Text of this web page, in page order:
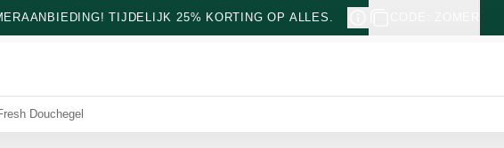
TIJDELIJK 25% KORTING OP ALLES.
Douchegel